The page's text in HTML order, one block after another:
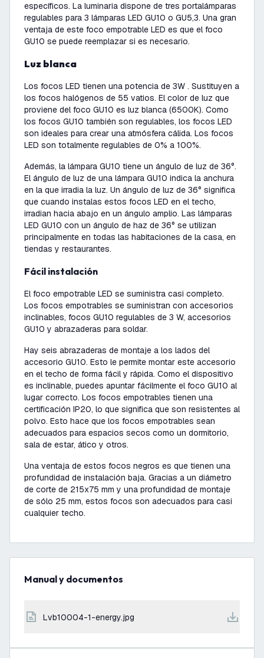
específicos. La luminaria dispone de tres portalámparas
regulables para 3 lámparas LED GU10 o GU5,3. Una gran
ventaja de este foco empotrable LED es que el foco
GU10 se puede reemplazar si es necesario.
Luz blanca
Los focos LED tienen una potencia de 3W . Sustituyen a
los focos halógenos de 55 vatios. El color de luz que
proviene del foco GU10 es luz blanca (6500K). Como
los focos GU10 también son regulables, los focos LED
son ideales para crear una atmósfera cálida. Los focos
LED son totalmente regulables de 0% a 100%.
Además, la lámpara GU10 tiene un ángulo de luz de 36°.
El ángulo de luz de una lámpara GU10 indica la anchura
en la que irradia la luz. Un ángulo de luz de 36° significa
que cuando instalas estos focos LED en el techo,
irradian hacia abajo en un ángulo amplio. Las lámparas
LED GU10 con un ángulo de haz de 36° se utilizan
principalmente en todas las habitaciones de la casa, en
tiendas y restaurantes.
Fácil instalación
El foco empotrable LED se suministra casi completo.
Los focos empotrables se suministran con accesorios
inclinables, focos GU10 regulables de 3 W, accesorios
GU10 y abrazaderas para soldar.
Hay seis abrazaderas de montaje a los lados del
accesorio GU10. Esto le permite montar este accesorio
en el techo de forma fácil y rápida. Como el dispositivo
es inclinable, puedes apuntar fácilmente el foco GU10 al
lugar correcto. Los focos empotrables tienen una
certificación IP20, lo que significa que son resistentes al
polvo. Esto hace que los focos empotrables sean
adecuados para espacios secos como un dormitorio,
sala de estar, ático y otros.
Una ventaja de estos focos negros es que tienen una
profundidad de instalación baja. Gracias a un diámetro
de corte de 215x75 mm y una profundidad de montaje
de sólo 25 mm, estos focos son adecuados para casi
cualquier techo.
Manual y documentos
lvb10004-1-energy.jpg